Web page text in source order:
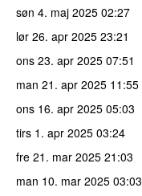
søn 4. maj 2025 02:27
lør 26. apr 2025 23:21
ons 23. apr 2025 07:51
man 21. apr 2025 11:55
ons 16. apr 2025 05:03
tirs 1. apr 2025 03:24
fre 21. mar 2025 21:03
man 10. mar 2025 03:03